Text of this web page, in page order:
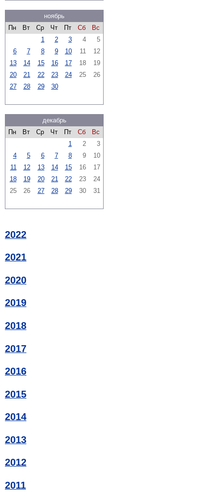
ноябрь
Пн
Вт Ср Чт Пт Сб
Вс
1
2 3 4
5
6
7 8 9 10 11
12
13
14 15 16 17 18
19
20
21 22 23 24 25
26
27
28 29 30
декабрь
Пн
Вт Ср Чт Пт Сб
Вс
1
2
3
4
5 6 7 8 9
10
11
12 13 14 15 16
17
18
19 20 21 22 23
24
25
26 27 28 29 30 31
2022
2021
2020
2019
2018
2017
2016
2015
2014
2013
2012
2011